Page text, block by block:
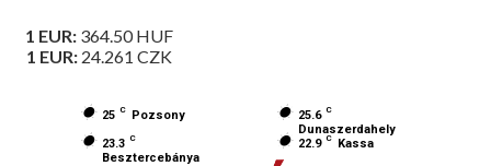
1 EUR: 364.50HUF
1 EUR: 24.261 CZK
25 C Pozsony 25.6 C
Dunaszerdahely
23.3 C
Besztercebánya
22.9 C Kassa